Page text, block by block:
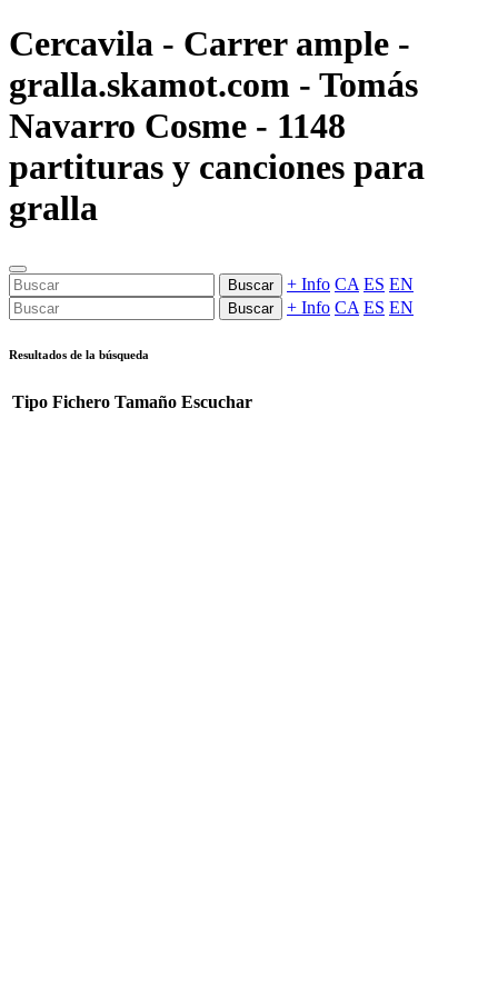
Cercavila - Carrer ample -
gralla.skamot.com - Tomás
Navarro Cosme - 1148
partituras y canciones para
gralla
Buscar + Info CA ES EN
Buscar + Info CA ES EN
Resultados de la búsqueda
Tipo Fichero Tamaño Escuchar